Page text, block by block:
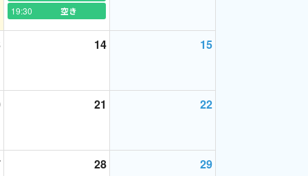
19:30 空き
14 15
21 22
28 29